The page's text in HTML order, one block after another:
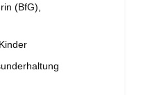
(BfG),